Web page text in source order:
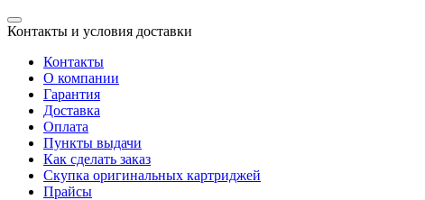
Skip
to
content
Toggle
navigation
Контакты и условия доставки
Контакты
О компании
Гарантия
Доставка
Оплата
Пункты выдачи
Как сделать заказ
Скупка оригинальных картриджей
Прайсы